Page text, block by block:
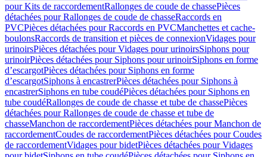
pour Kits de raccordementRallonges de coude de chassePièces
détachées pour Rallonges de coude de chasseRaccords en
PVCPièces détachées pour Raccords en PVCManchettes et cache-
boulonsRaccords de transition et pièces de connexionVidages pour
urinoirsPièces détachées pour Vidages pour urinoirsSiphons pour
urinoirPièces détachées pour Siphons pour urinoirSiphons en forme
d’escargotPièces détachées pour Siphons en forme
d’escargotSiphons à encastrerPièces détachées pour Siphons à
encastrerSiphons en tube coudéPièces détachées pour Siphons en
tube coudéRallonges de coude de chasse et tube de chassePièces
détachées pour Rallonges de coude de chasse et tube de
chasseManchon de raccordementPièces détachées pour Manchon de
raccordementCoudes de raccordementPièces détachées pour Coudes
de raccordementVidages pour bidetPièces détachées pour Vidages